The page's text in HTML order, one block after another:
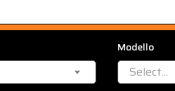
Modello
Select...